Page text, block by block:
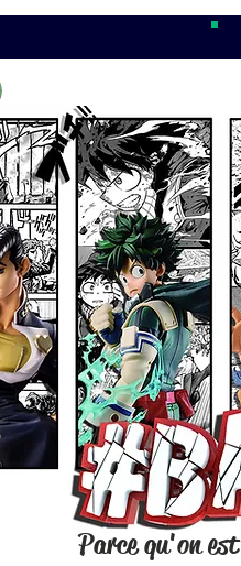
Parce qu'on